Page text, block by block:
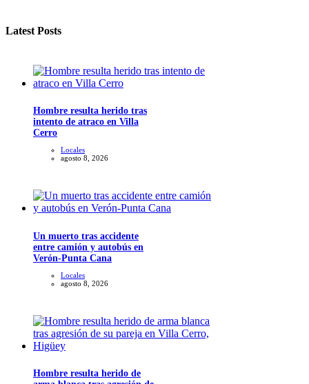
Latest Posts
Hombre resulta herido tras
intento de atraco en Villa
Cerro
Locales
agosto 8, 2026
Un muerto tras accidente
entre camión y autobús en
Verón-Punta Cana
Locales
agosto 8, 2026
Hombre resulta herido de